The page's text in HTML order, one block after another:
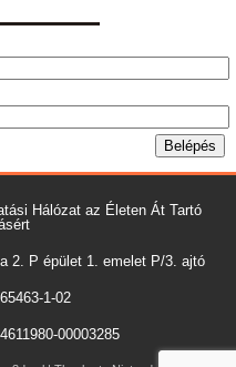
Hálózat az Életen Át Tartó
2. P épület 1. emelet P/3. ajtó
1-02
00003285